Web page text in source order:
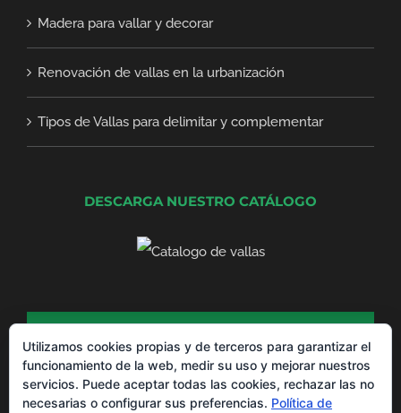
Madera para vallar y decorar
Renovación de vallas en la urbanización
Tipos de Vallas para delimitar y complementar
DESCARGA NUESTRO CATÁLOGO
PRODUCTOS
Utilizamos cookies propias y de terceros para garantizar el
funcionamiento de la web, medir su uso y mejorar nuestros
servicios. Puede aceptar todas las cookies, rechazar las no
necesarias o configurar sus preferencias. Política de